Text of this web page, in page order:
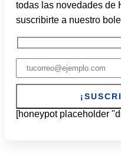
todas las novedades de
suscribirte a nuestro
[honeypot placeholder